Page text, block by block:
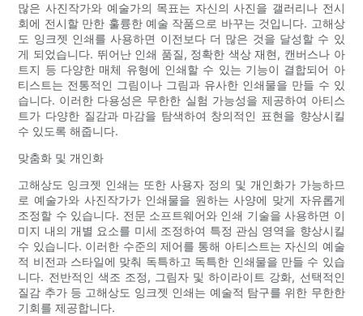
많은 사진작가와 예술가의 목표는 자신의 사진을 갤러리나 전시
회에 전시할 만한 훌륭한 예술 작품으로 바꾸는 것입니다. 고해상
도 잉크젯 인쇄를 사용하면 이전보다 더 많은 것을 달성할 수 있
게 되었습니다. 뛰어난 인쇄 품질, 정확한 색상 재현, 캔버스나 아
트지 등 다양한 매체 유형에 인쇄할 수 있는 기능이 결합되어 아
티스트는 전통적인 그림이나 그림과 유사한 인쇄물을 만들 수 있
습니다. 이러한 다용성은 무한한 실험 가능성을 제공하여 아티스
트가 다양한 질감과 마감을 탐색하여 창의적인 표현을 향상시킬
수 있도록 해줍니다.
맞춤화 및 개인화
고해상도 잉크젯 인쇄는 또한 사용자 정의 및 개인화가 가능하므
로 예술가와 사진작가가 인쇄물을 원하는 사양에 맞게 자유롭게
조정할 수 있습니다. 전문 소프트웨어와 인쇄 기술을 사용하면 이
미지 내의 개별 요소를 미세 조정하여 특정 관심 영역을 향상시킬
수 있습니다. 이러한 수준의 제어를 통해 아티스트는 자신의 예술
적 비전과 스타일에 맞춰 독특하고 독특한 인쇄물을 만들 수 있습
니다. 전반적인 색조 조정, 그림자 및 하이라이트 강화, 선택적인
질감 추가 등 고해상도 잉크젯 인쇄는 예술적 탐구를 위한 무한한
기회를 제공합니다.